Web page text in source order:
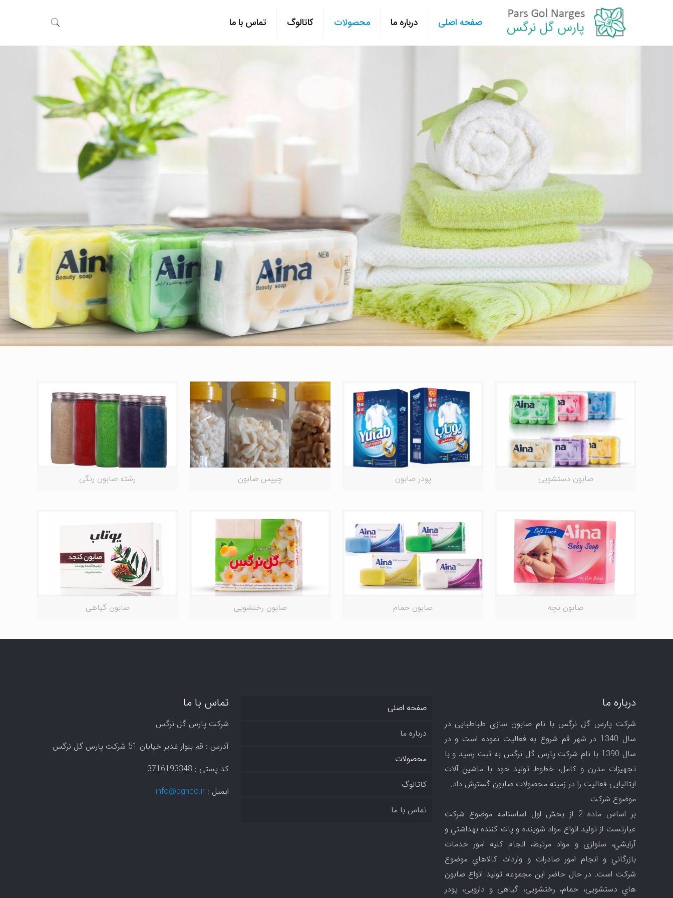
صفحه اصلی درباره ما محصولات کاتالوگ تماس با ما
صابون دستشویی پودر صابون چیپس صابون رشته صابون رنگی
صابون بچه صابون حمام صابون رختشویی صابون گیاهی
درباره ما
شركت پارس گل نرگس با نام صابون سازی طباطبایی در
سال 1340 در شهر قم شروع به فعالیت نموده است و در
سال 1390 با نام شرکت پارس گل نرگس به ثبت رسید و با
تجهیزات مدرن و کامل، خطوط تولید خود با ماشین آلات
ایتالیایی فعالیت را در زمینه محصولات صابون گسترش داد.
موضوع شركت
بر اساس ماده 2 از بخش اول اساسنامه موضوع شركت
عبارتست از توليد انواع مواد شوينده و پاك كننده بهداشتي و
آرايشي، سلولزی و مواد مرتبط، انجام كليه امور خدمات
بازرگاني و انجام امور صادرات و واردات كالاهاي موضوع
شركت است. در حال حاضر این مجموعه تولید انواع صابون
هاي دستشویی، حمام، رختشویی، گیاهی و دارویی، پودر
صفحه اصلی
درباره ما
محصولات
کاتالوگ
تماس با ما
تماس با ما
شرکت پارس گل نرگس
آدرس : قم بلوار غدیر خیابان 51 شرکت پارس گل نرگس
کد پستی : 3716193348
ایمیل :info@pgnco.ir